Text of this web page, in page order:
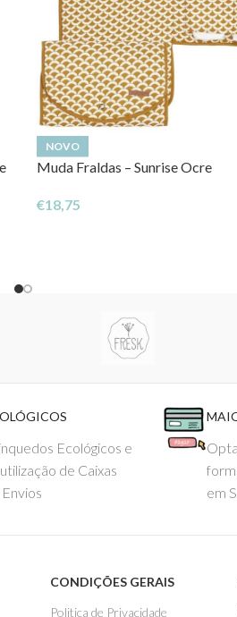
NOVO
Muda Fraldas – Sunrise Ocre
€18,75
Ecológicos e
de Caixas
em
CONDIÇÕES GERAIS
Politica de Privacidade